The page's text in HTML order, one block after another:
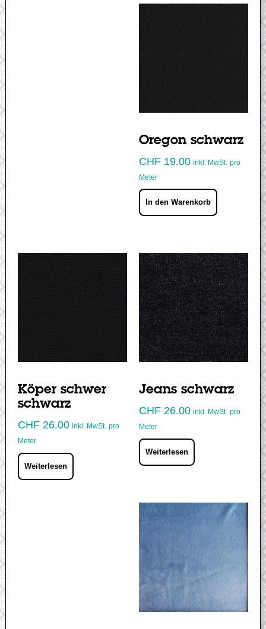
Oregon schwarz
CHF19.00 inkl. MwSt. pro
Meter
In den Warenkorb
Köper schwer
schwarz
CHF26.00 inkl. MwSt. pro
Meter
Weiterlesen
Jeans schwarz
CHF26.00 inkl. MwSt. pro
Meter
Weiterlesen